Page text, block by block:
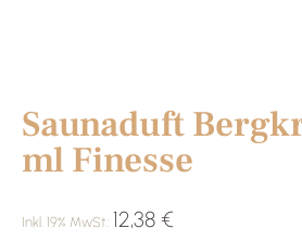
Saunaduft
ml Finesse
Inkl. 19% MwSt.: 12,38 €